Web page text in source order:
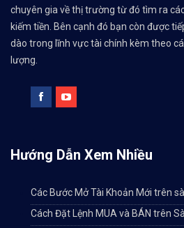
chuyên gia về thị trường từ đó tìm ra
kiếm tiền. Bên cạnh đó bạn còn được
dào trong lĩnh vực tài chính kèm theo
lượng.
Hướng Dẫn Xem Nhiều
Các Bước Mở Tài Khoản Mới trên
Cách Đặt Lệnh MUA và BÁN trên